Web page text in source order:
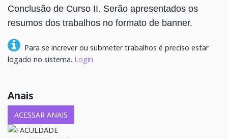
Conclusão de Curso II. Serão apresentados os
resumos dos trabalhos no formato de banner.
Para se increver ou submeter trabalhos é preciso estar
logado no sistema. Login
Anais
ACESSAR ANAIS